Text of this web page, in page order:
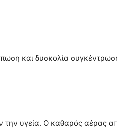
και δυσκολία
την υγεία. Ο καθαρός αέρας